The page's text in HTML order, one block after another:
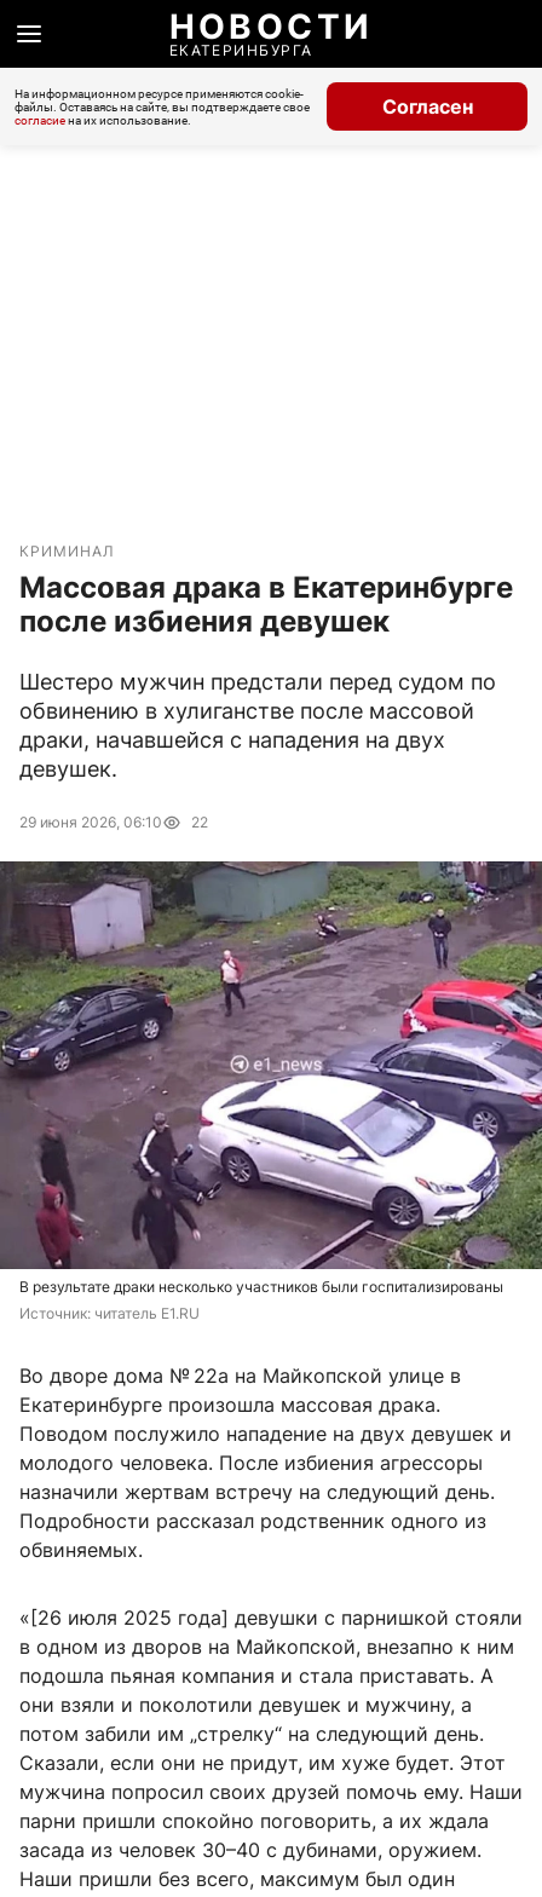
НОВОСТИ
ЕКАТЕРИНБУРГА
На информационном ресурсе применяются cookie-
файлы. Оставаясь на сайте, вы подтверждаете свое
согласиена их использование.
Согласен
КРИМИНАЛ
Массовая драка в Екатеринбурге
после избиения девушек
Шестеро мужчин предстали перед судом по
обвинению в хулиганстве после массовой
драки, начавшейся с нападения на двух
девушек.
29 июня 2026, 06:10 22
В результате драки несколько участников были госпитализированы
Источник: читатель Е1.RU
Во дворе дома № 22а на Майкопской улице в
Екатеринбурге произошла массовая драка.
Поводом послужило нападение на двух девушек и
молодого человека. После избиения агрессоры
назначили жертвам встречу на следующий день.
Подробности рассказал родственник одного из
обвиняемых.
«[26 июля 2025 года] девушки с парнишкой стояли
в одном из дворов на Майкопской, внезапно к ним
подошла пьяная компания и стала приставать. А
они взяли и поколотили девушек и мужчину, а
потом забили им „стрелку“ на следующий день.
Сказали, если они не придут, им хуже будет. Этот
мужчина попросил своих друзей помочь ему. Наши
парни пришли спокойно поговорить, а их ждала
засада из человек 30–40 с дубинами, оружием.
Наши пришли без всего, максимум был один